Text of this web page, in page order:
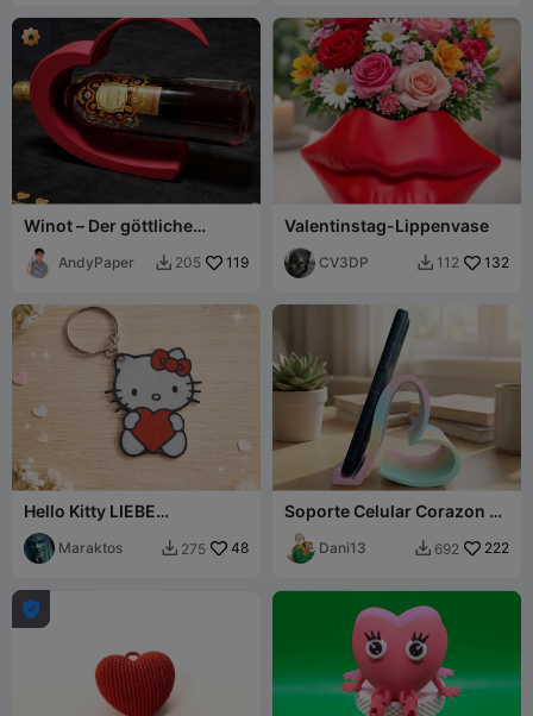
Winot – Der göttliche
Weinhalter
AndyPaper  205 119
Valentinstag-Lippenvase
CV3DP  112 132
Hello Kitty LIEBE
Valentinstag-
Schlüsselanhänger
Maraktos  275 48
Soporte Celular Corazon -
Heart Cell phone holder
Dani13  692 222
